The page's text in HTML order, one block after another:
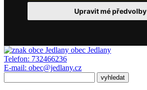
Upravit mé předvolby
obec Jedlany
Telefon: 732466236
E-mail: obec@jedlany.cz